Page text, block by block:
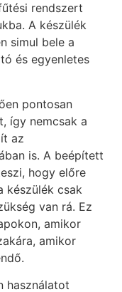
rendszert
A készülék
simul bele a
és egyenletes
pontosan
így nemcsak a
az
is. A beépített
hogy előre
készülék csak
van rá. Ez
amikor
amikor
használatot